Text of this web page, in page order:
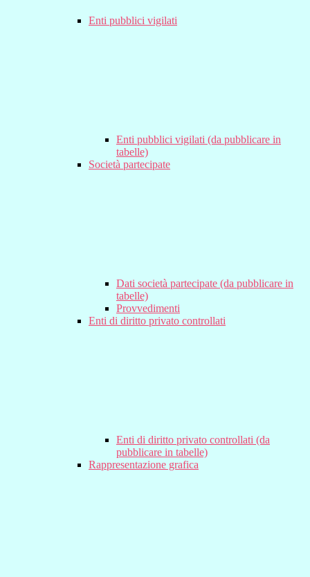
Enti pubblici vigilati
Enti pubblici vigilati (da pubblicare in
tabelle)
Società partecipate
Dati società partecipate (da pubblicare in
tabelle)
Provvedimenti
Enti di diritto privato controllati
Enti di diritto privato controllati (da
pubblicare in tabelle)
Rappresentazione grafica